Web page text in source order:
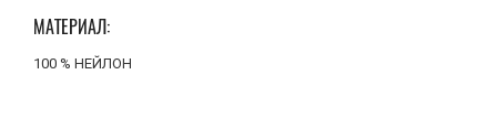
МАТЕРИАЛ:
100 % НЕЙЛОН